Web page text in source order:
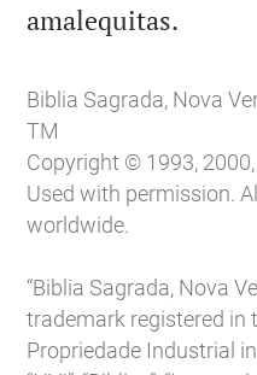
amalequitas.
Biblia Sagrada, Nova
TM
Copyright © 1993,
Used with permission.
worldwide.
“Biblia Sagrada, Nova
trademark registered in
Propriedade Industrial